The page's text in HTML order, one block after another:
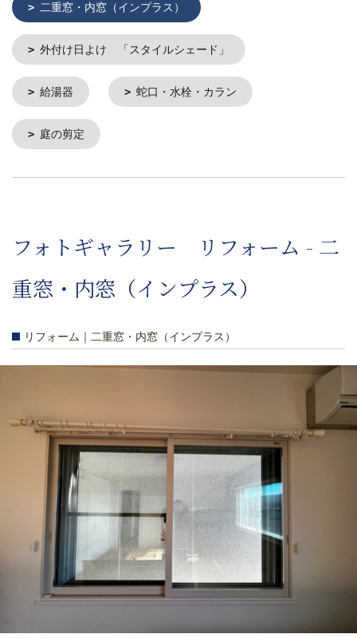
二重窓・内窓（インプラス）
外付け日よけ 「スタイルシェード」
給湯器 蛇口・水栓・カラン
庭の剪定
フォトギャラリー リフォーム - 二
重窓・内窓（インプラス）
リフォーム｜二重窓・内窓（インプラス）